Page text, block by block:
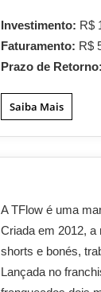
Investimento: R$
Faturamento: R$
Prazo de
Saiba Mais
A TFlow é uma
Criada em 2012,
shorts e bonés,
Lançada no